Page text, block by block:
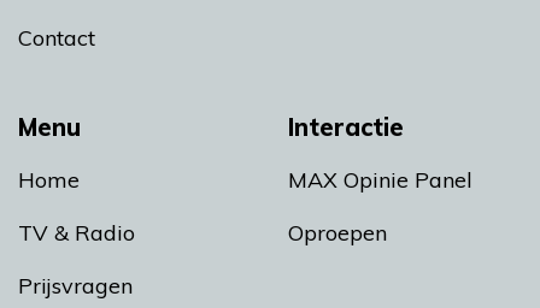
Menu
Home
TV & Radio
Prijsvragen
Interactie
MAX Opinie Panel
Oproepen
Contact